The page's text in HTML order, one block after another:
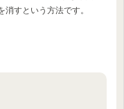
すという方法です。